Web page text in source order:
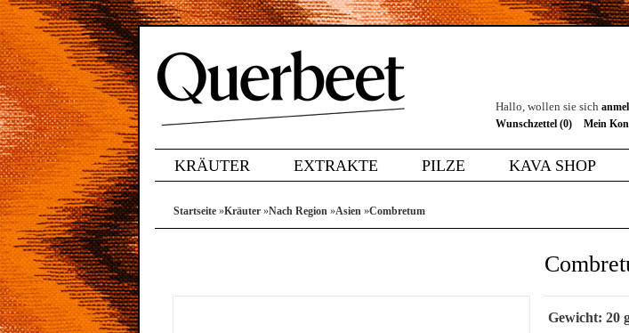
Hallo, wollen sie sich
Wunschzettel (0) Mein
KRÄUTER EXTRAKTE PILZE KAVA SHOP
Startseite »Kräuter »Nach Region »Asien »Combretum
Gewicht: